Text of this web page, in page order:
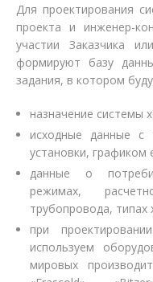
Для проектирования
проекта и инженер-
участии Заказчика
формируют базу
задания, в котором
назначение системы
исходные данные с
установки, графиком
данные о
режимах,
трубопровода, типах
при
используем
мировых